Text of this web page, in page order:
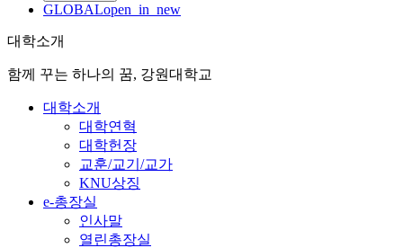
GLOBALopen_in_new
대학소개
함께 꾸는 하나의 꿈, 강원대학교
대학소개
대학연혁
대학헌장
교훈/교기/교가
KNU상징
e-총장실
인사말
열린총장실